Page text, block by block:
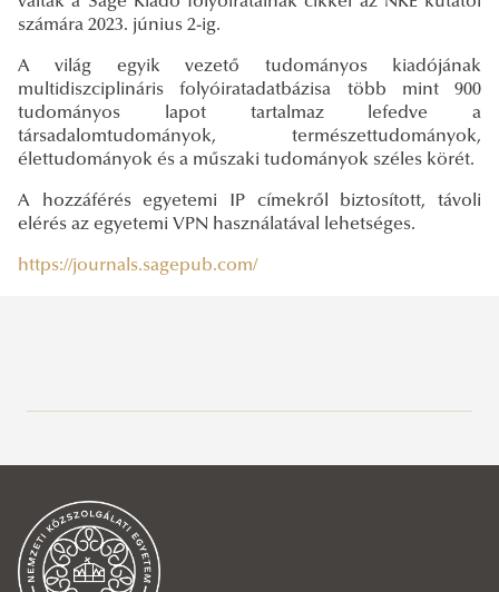
Aktuális
Hírek, események
2026
2026. június
2025
számára 2023. június 2-ig.
A világ egyik vezető tudományos kiadójának
multidiszciplináris folyóiratadatbázisa több mint 900
tudományos lapot tartalmaz lefedve a
társadalomtudományok, természettudományok,
élettudományok és a műszaki tudományok széles körét.
A hozzáférés egyetemi IP címekről biztosított, távoli
elérés az egyetemi VPN használatával lehetséges.
https://journals.sagepub.com/